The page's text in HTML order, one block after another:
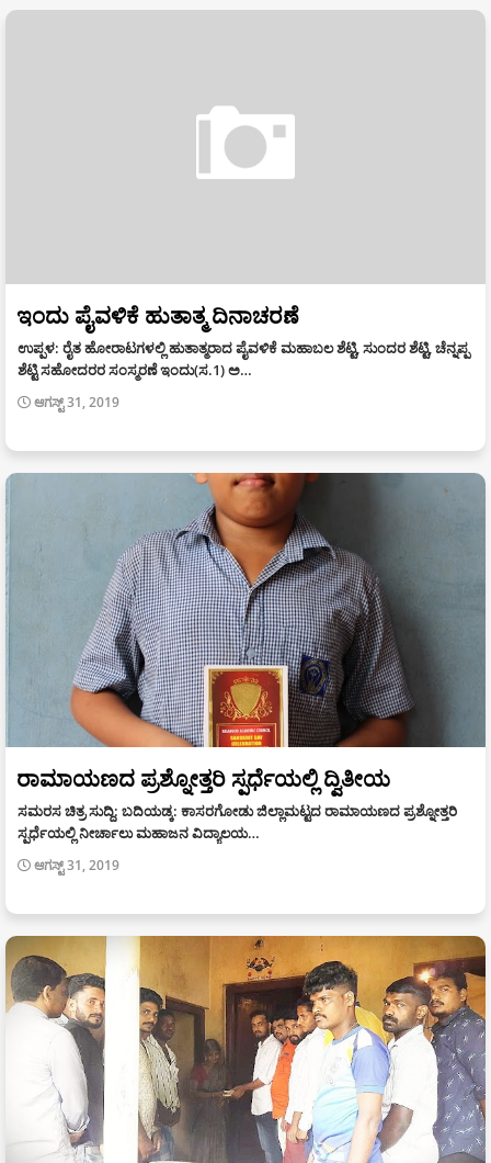
ಇಂದು ಪೈವಳಿಕೆ ಹುತಾತ್ಮ ದಿನಾಚರಣೆ
ಉಪ್ಪಳ: ರೈತ ಹೋರಾಟಗಳಲ್ಲಿ ಹುತಾತ್ಮರಾದ ಪೈವಳಿಕೆ ಮಹಾಬಲ ಶೆಟ್ಟಿ, ಸುಂದರ ಶೆಟ್ಟಿ, ಚೆನ್ನಪ್ಪ
ಶೆಟ್ಟಿ ಸಹೋದರರ ಸಂಸ್ಮರಣೆ ಇಂದು(ಸ.1) ಅ…
ಆಗಸ್ಟ್ 31, 2019
ರಾಮಾಯಣದ ಪ್ರಶ್ನೋತ್ತರಿ ಸ್ಪರ್ಧೆಯಲ್ಲಿ ದ್ವಿತೀಯ
ಸಮರಸ ಚಿತ್ರ ಸುದ್ದಿ: ಬದಿಯಡ್ಕ: ಕಾಸರಗೋಡು ಜಿಲ್ಲಾಮಟ್ಟದ ರಾಮಾಯಣದ ಪ್ರಶ್ನೋತ್ತರಿ
ಸ್ಪರ್ಧೆಯಲ್ಲಿ ನೀರ್ಚಾಲು ಮಹಾಜನ ವಿದ್ಯಾಲಯ…
ಆಗಸ್ಟ್ 31, 2019